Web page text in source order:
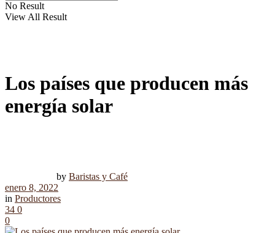
No Result
View All Result
Los países que producen más
energía solar
by Baristas y Café
enero 8, 2022
in Productores
34 0
0